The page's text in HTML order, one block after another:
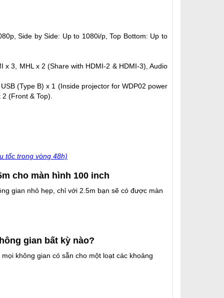
Side by Side: Up to 1080i/p, Top Bottom: Up to
3, MHL x 2 (Share with HDMI-2 & HDMI-3), Audio
(Type B) x 1 (Inside projector for WDP02 power
(Front & Top)‎.
tốc trong vòng 48h)
cho màn hình 100 inch
gian nhỏ hẹp, chỉ với 2.5m bạn sẽ có được màn
gian bất kỳ nào?
không gian có sẵn cho một loạt các khoảng